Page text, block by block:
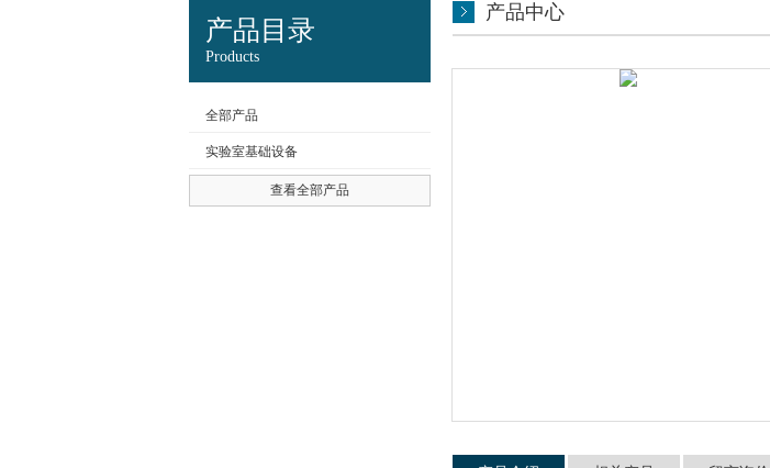
产品目录
Products
全部产品
实验室基础设备
查看全部产品
产品中心